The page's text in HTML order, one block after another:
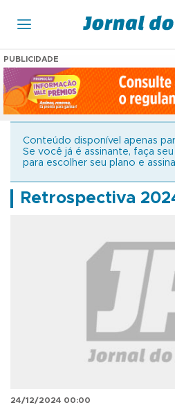
PUBLICIDADE
Conteúdo disponível apenas
Se você já é assinante, faça seu
para escolher seu plano e
Retrospectiva
24/12/2024 00:00